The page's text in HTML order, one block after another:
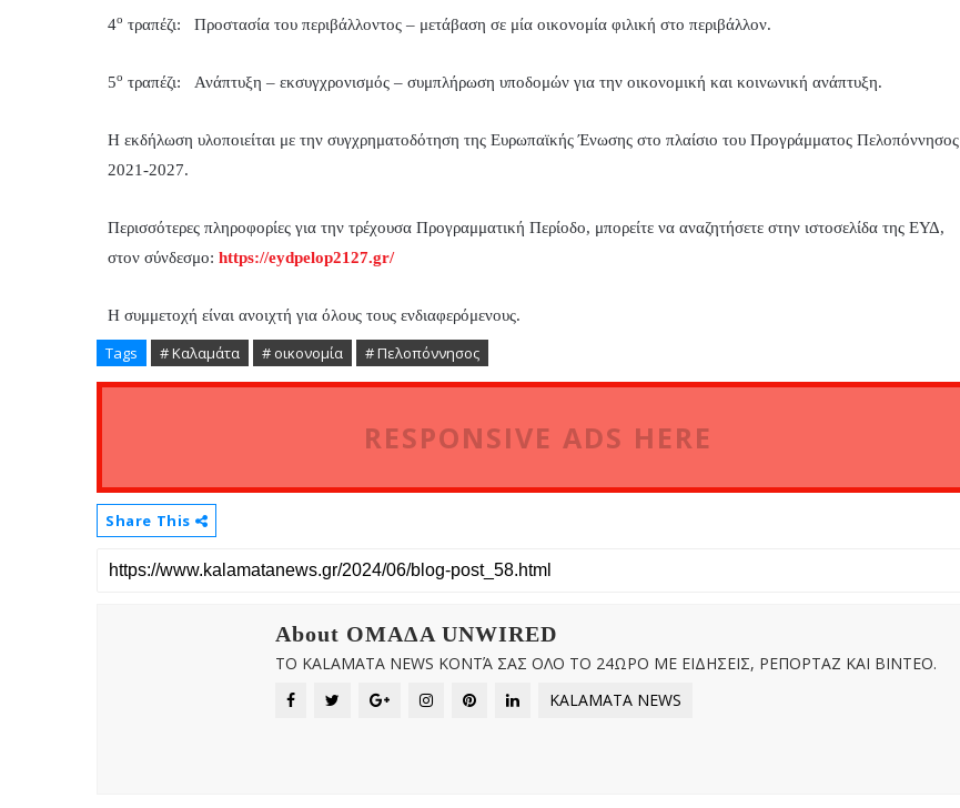
4ο τραπέζι: Προστασία του περιβάλλοντος – μετάβαση σε μία οικονομία φιλική στο περιβάλλον.
5ο τραπέζι: Ανάπτυξη – εκσυγχρονισμός – συμπλήρωση υποδομών για την οικονομική και κοινωνική ανάπτυξη.
Η εκδήλωση υλοποιείται με την συγχρηματοδότηση της Ευρωπαϊκής Ένωσης στο πλαίσιο του Προγράμματος Πελοπόννησος
2021-2027.
Περισσότερες πληροφορίες για την τρέχουσα Προγραμματική Περίοδο, μπορείτε να αναζητήσετε στην ιστοσελίδα της ΕΥΔ,
στον σύνδεσμο: https://eydpelop2127.gr/
Η συμμετοχή είναι ανοιχτή για όλους τους ενδιαφερόμενους.
Tags # Καλαμάτα # οικονομία # Πελοπόννησος
RESPONSIVE ADS HERE
Share This
About OMAΔΑ UNWIRED
ΤΟ KALAMATA NEWS ΚΟΝΤΆ ΣΑΣ ΟΛΟ ΤΟ 24ΩΡΟ ΜΕ ΕΙΔΗΣΕΙΣ, ΡΕΠΟΡΤΑΖ ΚΑΙ ΒΙΝΤΕΟ.
KALAMATA NEWS